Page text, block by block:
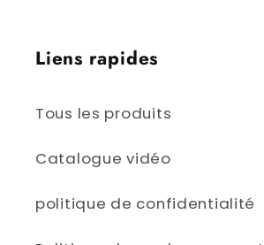
Liens rapides
Tous les produits
Catalogue vidéo
politique de confidentialité